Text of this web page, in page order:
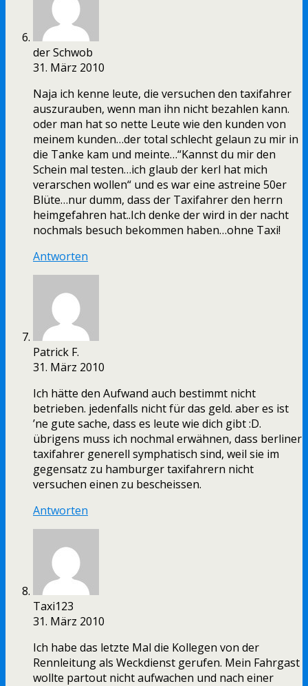
der Schwob
31. März 2010
Naja ich kenne leute, die versuchen den taxifahrer
auszurauben, wenn man ihn nicht bezahlen kann.
oder man hat so nette Leute wie den kunden von
meinem kunden…der total schlecht gelaun zu mir in
die Tanke kam und meinte…“Kannst du mir den
Schein mal testen…ich glaub der kerl hat mich
verarschen wollen“ und es war eine astreine 50er
Blüte…nur dumm, dass der Taxifahrer den herrn
heimgefahren hat..Ich denke der wird in der nacht
nochmals besuch bekommen haben…ohne Taxi!
Antworten
Patrick F.
31. März 2010
Ich hätte den Aufwand auch bestimmt nicht
betrieben. jedenfalls nicht für das geld. aber es ist
’ne gute sache, dass es leute wie dich gibt :D.
übrigens muss ich nochmal erwähnen, dass berliner
taxifahrer generell symphatisch sind, weil sie im
gegensatz zu hamburger taxifahrern nicht
versuchen einen zu bescheissen.
Antworten
Taxi123
31. März 2010
Ich habe das letzte Mal die Kollegen von der
Rennleitung als Weckdienst gerufen. Mein Fahrgast
wollte partout nicht aufwachen und nach einer